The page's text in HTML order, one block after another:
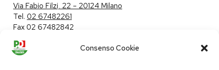
Consenso Cookie
Via Fabio Filzi, 22 – 20124 Milano
Tel. 02 67482261
Fax 02 67482842
Tutela dei dati personali|Politica sui cookie